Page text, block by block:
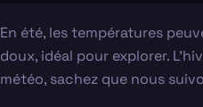
En été, les températures
doux, idéal pour explorer.
météo, sachez que nous